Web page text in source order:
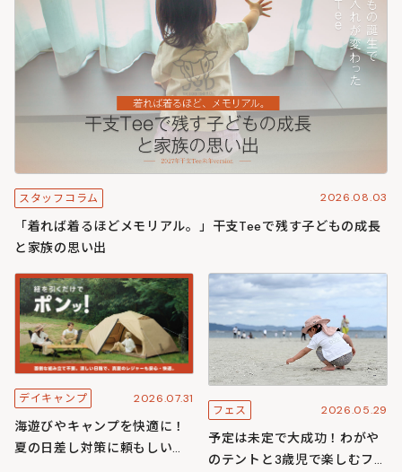
スタッフコラム 2026.08.03
「着れば着るほどメモリアル。」干支Teeで残す子どもの成長
と家族の思い出
デイキャンプ 2026.07.31
海遊びやキャンプを快適に！
夏の日差し対策に頼もしいワ
フェス 2026.05.29
予定は未定で大成功！わがや
のテントと3歳児で楽しむフェ